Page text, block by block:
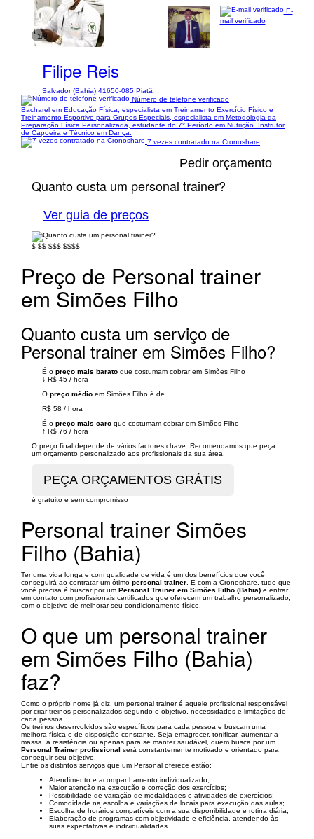
1/9
Filipe Reis
Salvador (Bahia) 41650-085 Piatã
E-
mail verificado
Número de telefone verificado
Bacharel em Educação Física, especialista em Treinamento Exercício Físico e
Treinamento Esportivo para Grupos Especiais, especialista em Metodologia da
Preparação Física Personalizada, estudante do 7° Período em Nutrição. Instrutor
de Capoeira e Técnico em Dança.
7 vezes contratado na Cronoshare
Pedir orçamento
Quanto custa um personal trainer?
Ver guia de preços
$ $$ $$$ $$$$
Preço de Personal trainer
em Simões Filho
Quanto custa um serviço de
Personal trainer em Simões Filho?
É o preço mais barato que costumam cobrar em Simões Filho
↓ R$ 45 / hora
O preço médio em Simões Filho é de
R$ 58 / hora
É o preço mais caro que costumam cobrar em Simões Filho
↑ R$ 76 / hora
O preço final depende de vários factores chave. Recomendamos que peça
um orçamento personalizado aos profissionais da sua área.
é gratuito e sem compromisso
Personal trainer Simões
Filho (Bahia)
Ter uma vida longa e com qualidade de vida é um dos benefícios que você
conseguirá ao contratar um ótimo personal trainer . E com a Cronoshare, tudo que
você precisa é buscar por um Personal Trainer em Simões Filho (Bahia) e entrar
em contato com profissionais certificados que oferecem um trabalho personalizado,
com o objetivo de melhorar seu condicionamento físico.
O que um personal trainer
em Simões Filho (Bahia)
faz?
Como o próprio nome já diz, um personal trainer é aquele profissional responsável
por criar treinos personalizados segundo o objetivo, necessidades e limitações de
cada pessoa.
Os treinos desenvolvidos são específicos para cada pessoa e buscam uma
melhora física e de disposição constante. Seja emagrecer, tonificar, aumentar a
massa, a resistência ou apenas para se manter saudável, quem busca por um
Personal Trainer profissional será constantemente motivado e orientado para
conseguir seu objetivo.
Entre os distintos serviços que um Personal oferece estão:
Atendimento e acompanhamento individualizado;
Maior atenção na execução e correção dos exercícios;
Possibilidade de variação de modalidades e atividades de exercícios;
Comodidade na escolha e variações de locais para execução das aulas;
Escolha de horários compatíveis com a sua disponibilidade e rotina diária;
Elaboração de programas com objetividade e eficiência, atendendo às
suas expectativas e individualidades.